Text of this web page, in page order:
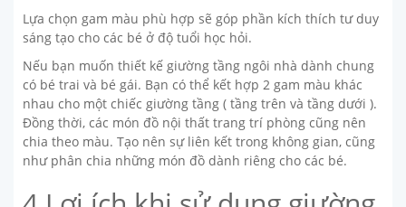
Lựa chọn gam màu phù hợp sẽ góp phần kích thích tư duy
sáng tạo cho các bé ở độ tuổi học hỏi.
Nếu bạn muốn thiết kế giường tầng ngôi nhà dành chung
có bé trai và bé gái. Bạn có thể kết hợp 2 gam màu khác
nhau cho một chiếc giường tầng ( tầng trên và tầng dưới ).
Đồng thời, các món đồ nội thất trang trí phòng cũng nên
chia theo màu. Tạo nên sự liên kết trong không gian, cũng
như phân chia những món đồ dành riêng cho các bé.